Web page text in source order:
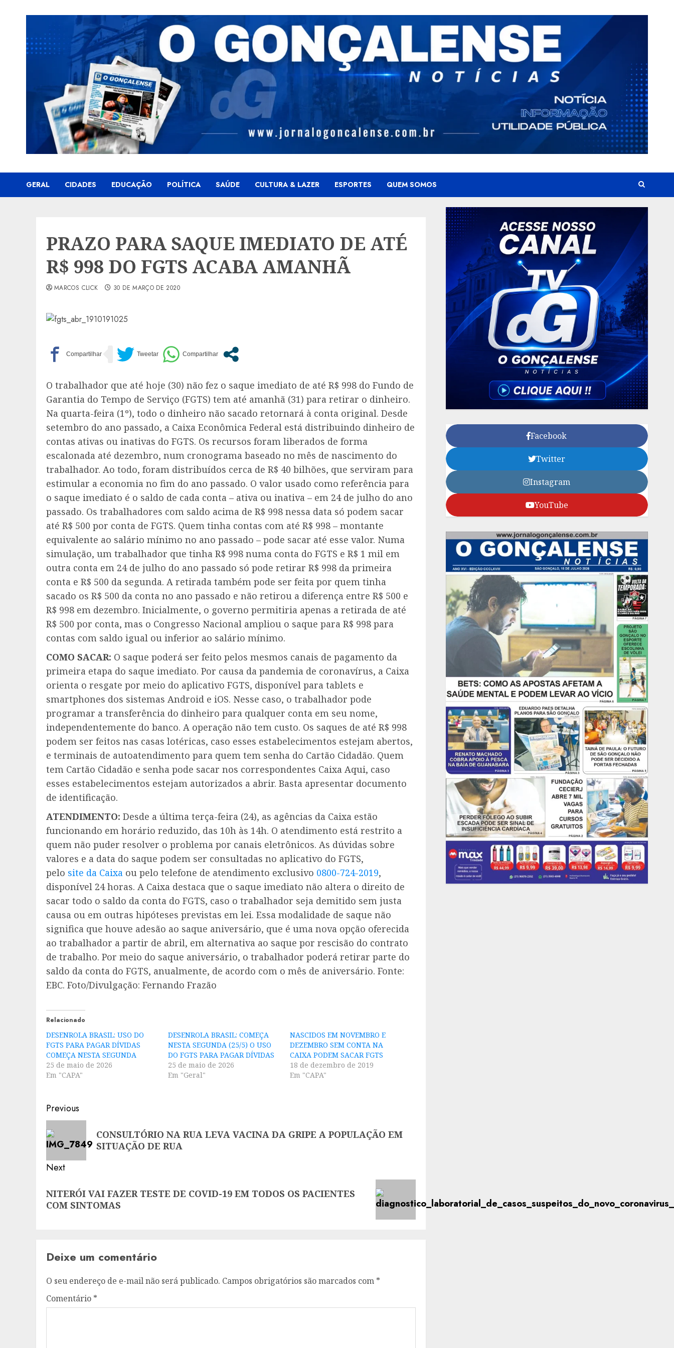
GERAL CIDADES EDUCAÇÃO POLÍTICA SAÚDE CULTURA & LAZER ESPORTES QUEM SOMOS
PRAZO PARA SAQUE IMEDIATO DE ATÉ
R$ 998 DO FGTS ACABA AMANHÃ
MARCOS CLICK 30 DE MARÇO DE 2020
O trabalhador que até hoje (30) não fez o saque imediato de até R$ 998 do Fundo de
Garantia do Tempo de Serviço (FGTS) tem até amanhã (31) para retirar o dinheiro.
Na quarta-feira (1º), todo o dinheiro não sacado retornará à conta original. Desde
setembro do ano passado, a Caixa Econômica Federal está distribuindo dinheiro de
contas ativas ou inativas do FGTS. Os recursos foram liberados de forma
escalonada até dezembro, num cronograma baseado no mês de nascimento do
trabalhador. Ao todo, foram distribuídos cerca de R$ 40 bilhões, que serviram para
estimular a economia no fim do ano passado. O valor usado como referência para
o saque imediato é o saldo de cada conta – ativa ou inativa – em 24 de julho do ano
passado. Os trabalhadores com saldo acima de R$ 998 nessa data só podem sacar
até R$ 500 por conta de FGTS. Quem tinha contas com até R$ 998 – montante
equivalente ao salário mínimo no ano passado – pode sacar até esse valor. Numa
simulação, um trabalhador que tinha R$ 998 numa conta do FGTS e R$ 1 mil em
outra conta em 24 de julho do ano passado só pode retirar R$ 998 da primeira
conta e R$ 500 da segunda. A retirada também pode ser feita por quem tinha
sacado os R$ 500 da conta no ano passado e não retirou a diferença entre R$ 500 e
R$ 998 em dezembro. Inicialmente, o governo permitiria apenas a retirada de até
R$ 500 por conta, mas o Congresso Nacional ampliou o saque para R$ 998 para
contas com saldo igual ou inferior ao salário mínimo.
COMO SACAR: O saque poderá ser feito pelos mesmos canais de pagamento da
primeira etapa do saque imediato. Por causa da pandemia de coronavírus, a Caixa
orienta o resgate por meio do aplicativo FGTS, disponível para tablets e
smartphones dos sistemas Android e iOS. Nesse caso, o trabalhador pode
programar a transferência do dinheiro para qualquer conta em seu nome,
independentemente do banco. A operação não tem custo. Os saques de até R$ 998
podem ser feitos nas casas lotéricas, caso esses estabelecimentos estejam abertos,
e terminais de autoatendimento para quem tem senha do Cartão Cidadão. Quem
tem Cartão Cidadão e senha pode sacar nos correspondentes Caixa Aqui, caso
esses estabelecimentos estejam autorizados a abrir. Basta apresentar documento
de identificação.
ATENDIMENTO: Desde a última terça-feira (24), as agências da Caixa estão
funcionando em horário reduzido, das 10h às 14h. O atendimento está restrito a
quem não puder resolver o problema por canais eletrônicos. As dúvidas sobre
valores e a data do saque podem ser consultadas no aplicativo do FGTS,
pelo site da Caixa ou pelo telefone de atendimento exclusivo 0800-724-2019,
disponível 24 horas. A Caixa destaca que o saque imediato não altera o direito de
sacar todo o saldo da conta do FGTS, caso o trabalhador seja demitido sem justa
causa ou em outras hipóteses previstas em lei. Essa modalidade de saque não
significa que houve adesão ao saque aniversário, que é uma nova opção oferecida
ao trabalhador a partir de abril, em alternativa ao saque por rescisão do contrato
de trabalho. Por meio do saque aniversário, o trabalhador poderá retirar parte do
saldo da conta do FGTS, anualmente, de acordo com o mês de aniversário. Fonte:
EBC. Foto/Divulgação: Fernando Frazão
Relacionado
DESENROLA BRASIL: USO DO
FGTS PARA PAGAR DÍVIDAS
COMEÇA NESTA SEGUNDA
25 de maio de 2026
Em "CAPA"
DESENROLA BRASIL: COMEÇA
NESTA SEGUNDA (25/5) O USO
DO FGTS PARA PAGAR DÍVIDAS
25 de maio de 2026
Em "Geral"
NASCIDOS EM NOVEMBRO E
DEZEMBRO SEM CONTA NA
CAIXA PODEM SACAR FGTS
18 de dezembro de 2019
Em "CAPA"
Post
navigation
Previous
Previous
post:
CONSULTÓRIO NA RUA LEVA VACINA DA GRIPE A POPULAÇÃO EM
SITUAÇÃO DE RUA
Next
post:
NITERÓI VAI FAZER TESTE DE COVID-19 EM TODOS OS PACIENTES
COM SINTOMAS
Deixe um comentário
O seu endereço de e-mail não será publicado. Campos obrigatórios são marcados com *
Comentário *
Facebook
Twitter
Instagram
YouTube